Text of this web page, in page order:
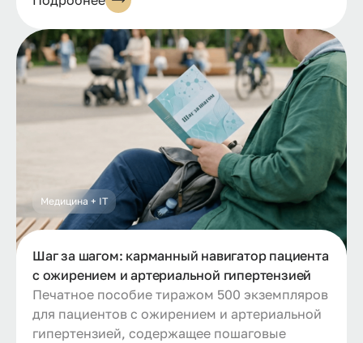
Медицина + IT
Шаг за шагом: карманный навигатор пациента
с ожирением и артериальной гипертензией
Печатное пособие тиражом 500 экземпляров
для пациентов с ожирением и артериальной
гипертензией, содержащее пошаговые